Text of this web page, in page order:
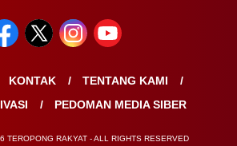
KONTAK
TENTANG KAMI
PEDOMAN MEDIA SIBER
TEROPONG RAKYAT - ALL RIGHTS RESERVED